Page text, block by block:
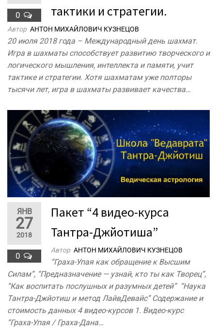
0
тактики и стратегии.
Автор АНТОН МИХАЙЛОВИЧ КУЗНЕЦОВ
20 июля 2018 года – Международный день шахмат.
Игра в шахматы способствует развитию творческого и
логического мышления, интеллекта и памяти, учит
тактике и стратегии. Хотя шахматам уже полторы
тысячи лет, игра в шахматы развивает качества…
ЯНВ
27
2018
0
Пакет “4 видео-курса
Тантра-Джйотиша”
Автор АНТОН МИХАЙЛОВИЧ КУЗНЕЦОВ
“Граха-Упая как обращение к Высшим
Силам”, “Предназначение — узнай, кто ты как Творец”,
“Как воспитать послушных и разумных детей” “Наука
Тантра-Джйотиш и метод ЛайвДевайс” Содержание и
стоимость данных 4 видео-курсов 1. Видео-курс
“Граха-Упая / Граха-Дана…